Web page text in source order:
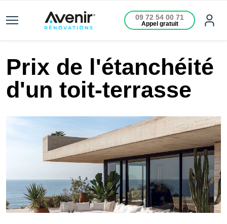
09 72 54 00 71
Appel gratuit
Prix de l'étanchéité
d'un toit-terrasse